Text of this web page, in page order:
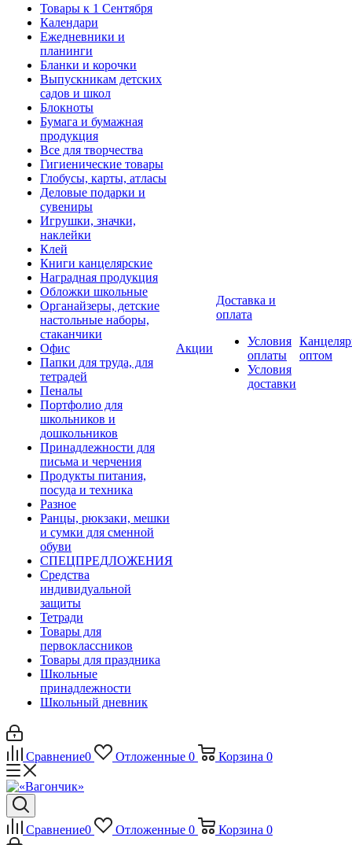
Товары к 1 Сентября
Календари
Ежедневники и
планинги
Бланки и корочки
Выпускникам детских
садов и школ
Блокноты
Бумага и бумажная
продукция
Все для творчества
Гигиенические товары
Глобусы, карты, атласы
Деловые подарки и
сувениры
Игрушки, значки,
наклейки
Клей
Книги канцелярские
Наградная продукция
Обложки школьные
Органайзеры, детские
настольные наборы,
стаканчики
Офис
Папки для труда, для
тетрадей
Пеналы
Портфолио для
школьников и
дошкольников
Принадлежности для
письма и черчения
Продукты питания,
посуда и техника
Разное
Ранцы, рюкзаки, мешки
и сумки для сменной
обуви
СПЕЦПРЕДЛОЖЕНИЯ
Средства
индивидуальной
защиты
Тетради
Товары для
первоклассников
Товары для праздника
Школьные
принадлежности
Школьный дневник
Акции
Доставка и
оплата
Условия
оплаты
Условия
доставки
оптом
Сравнение0 Отложенные 0 Корзина 0
Сравнение0 Отложенные 0 Корзина 0